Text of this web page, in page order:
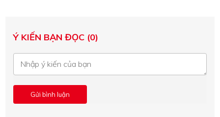
Ý KIẾN BẠN ĐỌC (0)